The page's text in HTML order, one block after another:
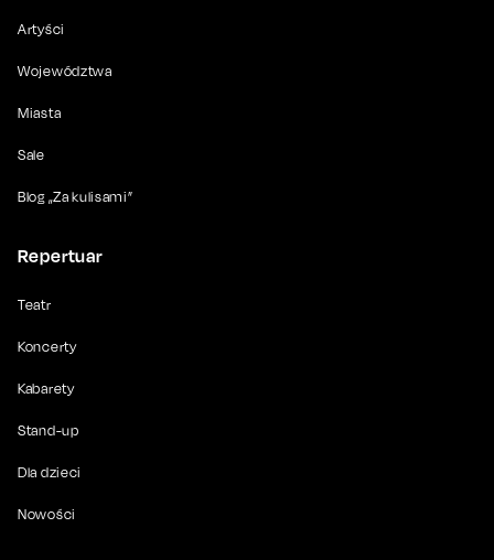
Artyści
Województwa
Miasta
Sale
Blog „Za kulisami”
Repertuar
Teatr
Koncerty
Kabarety
Stand-up
Dla dzieci
Nowości